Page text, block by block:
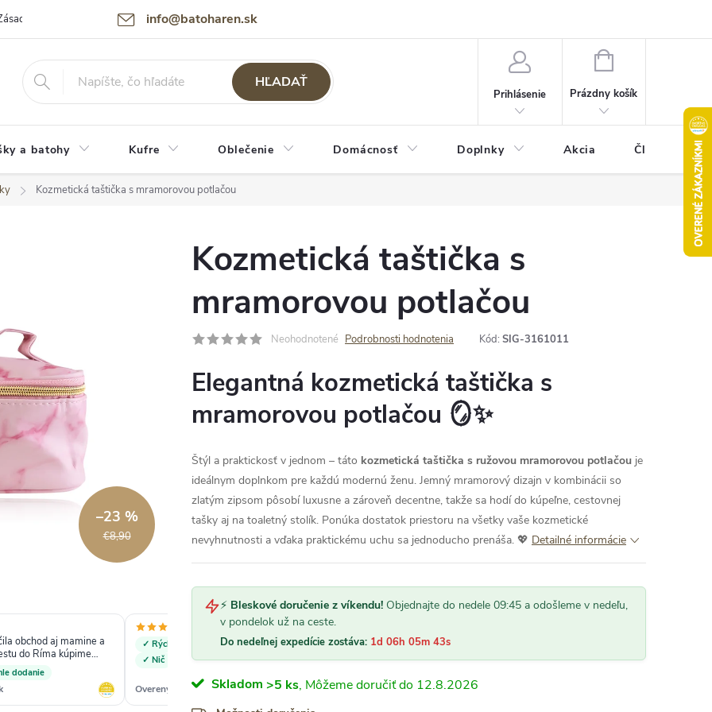
info@batoharen.sk
spracovania osobných údajov (GDPR) Podmienky použitia webu
HĽADAŤ
Prihlásenie
NÁKUPNÝ
Prázdny košík
a batohy Kufre Oblečenie Domácnosť Doplnky Akcia Články
Kozmetická taštička s mramorovou potlačou
€8,90
–23 %
obchod aj mamine a
do Ríma kúpime
dodanie
✓ Rýchlosť odoslania
✓ velký vyber...
✓ Nič
Overený zákazník
„Spolahlivost,rychlost,spokojnost“
Overený zákazník
Kozmetická taštička s
mramorovou potlačou
Neohodnotené Podrobnosti hodnotenia Kód: SIG-3161011
Elegantná kozmetická taštička s
mramorovou potlačou 🪞✨
Štýl a praktickosť v jednom – táto kozmetická taštička s ružovou mramorovou potlačou je
ideálnym doplnkom pre každú modernú ženu. Jemný mramorový dizajn v kombinácii so
zlatým zipsom pôsobí luxusne a zároveň decentne, takže sa hodí do kúpeľne, cestovnej
tašky aj na toaletný stolík. Ponúka dostatok priestoru na všetky vaše kozmetické
nevyhnutnosti a vďaka praktickému uchu sa jednoducho prenáša. 💖 Detailné informácie
⚡ Bleskové doručenie z víkendu! Objednajte do nedele 09:45 a odošleme v nedeľu,
v pondelok už na ceste.
Do nedeľnej expedície zostáva: 1d 06h 05m 42s
Skladom >5 ks 12.8.2026